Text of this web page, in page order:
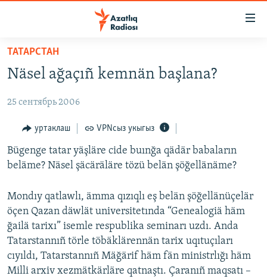
төп
төп
эзләү
ЯҢАЛЫКЛАР
БАШКОРТСТАН
ТАТАРСТАН
КЫРЫМ
ТАТАР-БАШКОРТ ДӨНЬЯСЫ
СУГЫШ
БЕЗНЕ ТОМАЛАДЫЛАР
ШӘЛКЕМНӘР
ӘҢГӘМӘ
КОММЕНТАР
ДӨНЬЯ ХӘЛЛӘРЕ
ТАТАРЧА ПОДКАСТ
ТАТАРСТАН
Näsel ağaçıñ kemnän başlana?
25 сентябрь 2006
уртаклаш VPNсыз укыгыз
Bügenge tatar yäşläre cide buınğa qädär babaların
beläme? Näsel şäcäräläre tözü belän şöğellänäme?
Mondıy qatlawlı, ämma qızıqlı eş belän şöğellänüçelär
öçen Qazan däwlät universitetında “Genealogiä häm
ğailä tarixı” isemle respublika seminarı uzdı. Anda
Tatarstannıñ törle töbäklärennän tarix uqıtuçıları
cıyıldı, Tatarstannıñ Mäğärif häm fän ministrlığı häm
Milli arxiv xezmätkärläre qatnaştı. Çaranıñ maqsatı –